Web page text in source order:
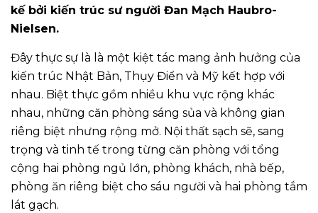
kế bởi kiến trúc sư người Đan Mạch Haubro-
Nielsen.
Đây thực sự là là một kiệt tác mang ảnh hưởng của
kiến ​​trúc Nhật Bản, Thụy Điển và Mỹ kết hợp với
nhau. Biệt thực gồm nhiều khu vực rộng khác
nhau, những căn phòng sáng sủa và không gian
riêng biệt nhưng rộng mở. Nội thất sạch sẽ, sang
trọng và tinh tế trong từng căn phòng với tổng
cộng hai phòng ngủ lớn, phòng khách, nhà bếp,
phòng ăn riêng biệt cho sáu người và hai phòng tắm
lát gạch.